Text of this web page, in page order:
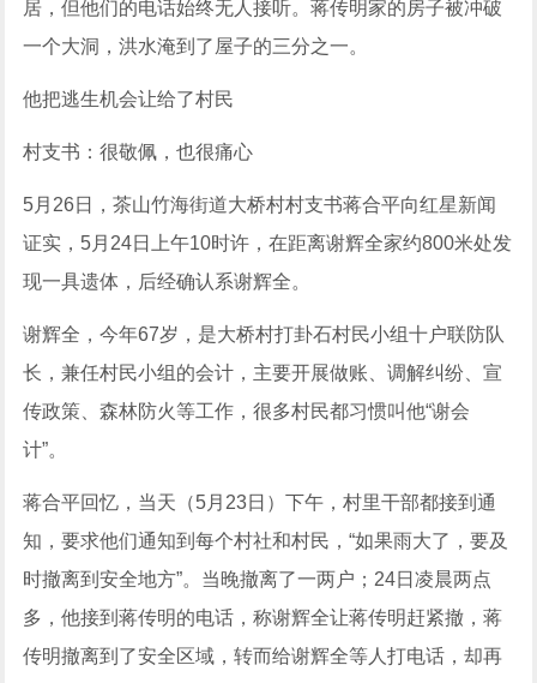
居，但他们的电话始终无人接听。蒋传明家的房子被冲破
一个大洞，洪水淹到了屋子的三分之一。
他把逃生机会让给了村民
村支书：很敬佩，也很痛心
5月26日，茶山竹海街道大桥村村支书蒋合平向红星新闻
证实，5月24日上午10时许，在距离谢辉全家约800米处发
现一具遗体，后经确认系谢辉全。
谢辉全，今年67岁，是大桥村打卦石村民小组十户联防队
长，兼任村民小组的会计，主要开展做账、调解纠纷、宣
传政策、森林防火等工作，很多村民都习惯叫他“谢会
计”。
蒋合平回忆，当天（5月23日）下午，村里干部都接到通
知，要求他们通知到每个村社和村民，“如果雨大了，要及
时撤离到安全地方”。当晚撤离了一两户；24日凌晨两点
多，他接到蒋传明的电话，称谢辉全让蒋传明赶紧撤，蒋
传明撤离到了安全区域，转而给谢辉全等人打电话，却再